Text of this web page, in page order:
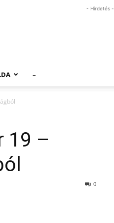
- Hirdetés -
–
19 –
0